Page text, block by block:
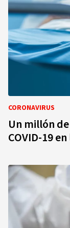
CORONAVIRUS
Un millón
COVID-19